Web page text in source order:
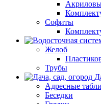
Софиты
Желоб
Трубы
Адресные
Беседки